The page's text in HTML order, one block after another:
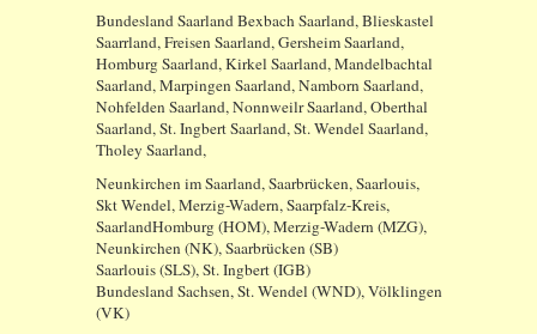
Bundesland Saarland Bexbach Saarland, Blieskastel
Saarrland, Freisen Saarland, Gersheim Saarland,
Homburg Saarland, Kirkel Saarland, Mandelbachtal
Saarland, Marpingen Saarland, Namborn Saarland,
Nohfelden Saarland, Nonnweilr Saarland, Oberthal
Saarland, St. Ingbert Saarland, St. Wendel Saarland,
Tholey Saarland,
Neunkirchen im Saarland, Saarbrücken, Saarlouis,
Skt Wendel, Merzig-Wadern, Saarpfalz-Kreis,
SaarlandHomburg (HOM), Merzig-Wadern (MZG),
Neunkirchen (NK), Saarbrücken (SB)
Saarlouis (SLS), St. Ingbert (IGB)
Bundesland Sachsen, St. Wendel (WND), Völklingen
(VK)